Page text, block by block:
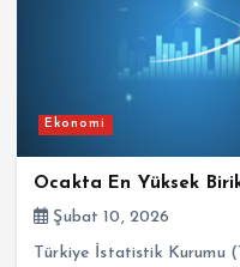
Ekonomi
Ocakta En Yüksek
Şubat 10, 2026
Türkiye İstatistik Kurumu